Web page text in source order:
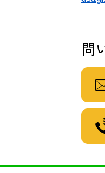
問